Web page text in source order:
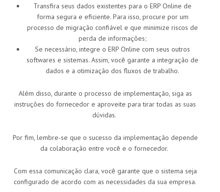
Transfira seus dados existentes para o ERP Online de
forma segura e eficiente. Para isso, procure por um
processo de migração confiável e que minimize riscos de
perda de informações;
Se necessário, integre o ERP Online com seus outros
softwares e sistemas. Assim, você garante a integração de
dados e a otimização dos fluxos de trabalho.
Além disso, durante o processo de implementação, siga as
instruções do fornecedor e aproveite para tirar todas as suas
dúvidas.
Por fim, lembre-se que o sucesso da implementação depende
da colaboração entre você e o fornecedor.
Com essa comunicação clara, você garante que o sistema seja
configurado de acordo com as necessidades da sua empresa.